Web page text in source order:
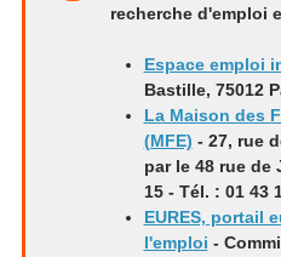
recherche d'emploi
Espace emploi
Bastille, 75012
La Maison des
(MFE) - 27, rue
par le 48 rue de
15 - Tél. : 01 43
EURES, portail
l'emploi -